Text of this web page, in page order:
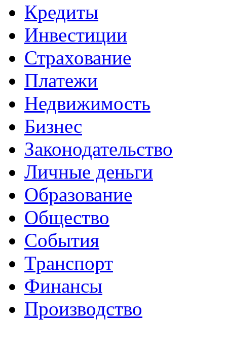
Кредиты
Инвестиции
Страхование
Платежи
Недвижимость
Бизнес
Законодательство
Личные деньги
Образование
Общество
События
Транспорт
Финансы
Производство